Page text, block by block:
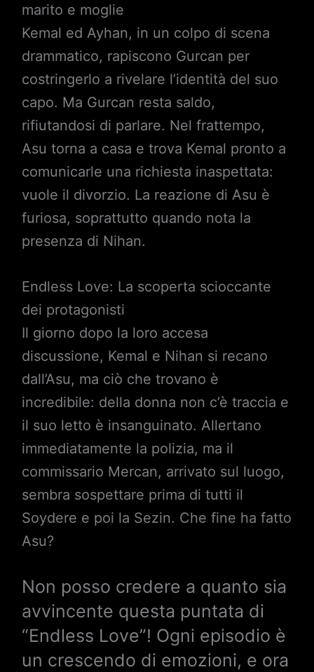
marito e moglie
Kemal ed Ayhan, in un colpo di scena
drammatico, rapiscono Gurcan per
costringerlo a rivelare l’identità del suo
capo. Ma Gurcan resta saldo,
rifiutandosi di parlare. Nel frattempo,
Asu torna a casa e trova Kemal pronto a
comunicarle una richiesta inaspettata:
vuole il divorzio. La reazione di Asu è
furiosa, soprattutto quando nota la
presenza di Nihan.
Endless Love: La scoperta scioccante
dei protagonisti
Il giorno dopo la loro accesa
discussione, Kemal e Nihan si recano
dall’Asu, ma ciò che trovano è
incredibile: della donna non c’è traccia e
il suo letto è insanguinato. Allertano
immediatamente la polizia, ma il
commissario Mercan, arrivato sul luogo,
sembra sospettare prima di tutti il
Soydere e poi la Sezin. Che fine ha fatto
Asu?
Non posso credere a quanto sia
avvincente questa puntata di
“Endless Love”! Ogni episodio è
un crescendo di emozioni, e ora